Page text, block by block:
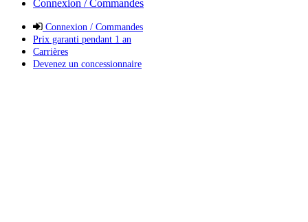
Connexion / Commandes
Connexion / Commandes
Prix garanti pendant 1 an
Carrières
Devenez un concessionnaire